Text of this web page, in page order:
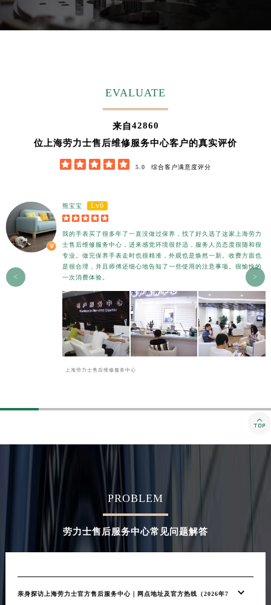
EVALUATE
来自42860
位上海劳力士售后维修服务中心客户的真实评价
     5.0 综合客户满意度评分
熊宝宝 Lv6
    
我的手表买了很多年了一直没做过保养，找了好久选了这家上海劳力
士售后维修服务中心，进来感觉环境很舒适，服务人员态度很随和很
专业。做完保养手表走时也很精准，外观也是焕然一新。收费方面也
是很合理，并且师傅还细心地告知了一些使用的注意事项。很愉快的
一次消费体验。
上海劳力士售后维修服务中心
>
<
PROBLEM
劳力士售后服务中心常见问题解答
亲身探访上海劳力士官方售后服务中心｜网点地址及官方热线（2026年7
